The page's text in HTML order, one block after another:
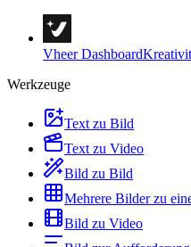
Vheer Dashboard
Werkzeuge
Text zu Bild
Text zu Video
Bild zu Bild
Mehrere Bilder zu
Bild zu Video